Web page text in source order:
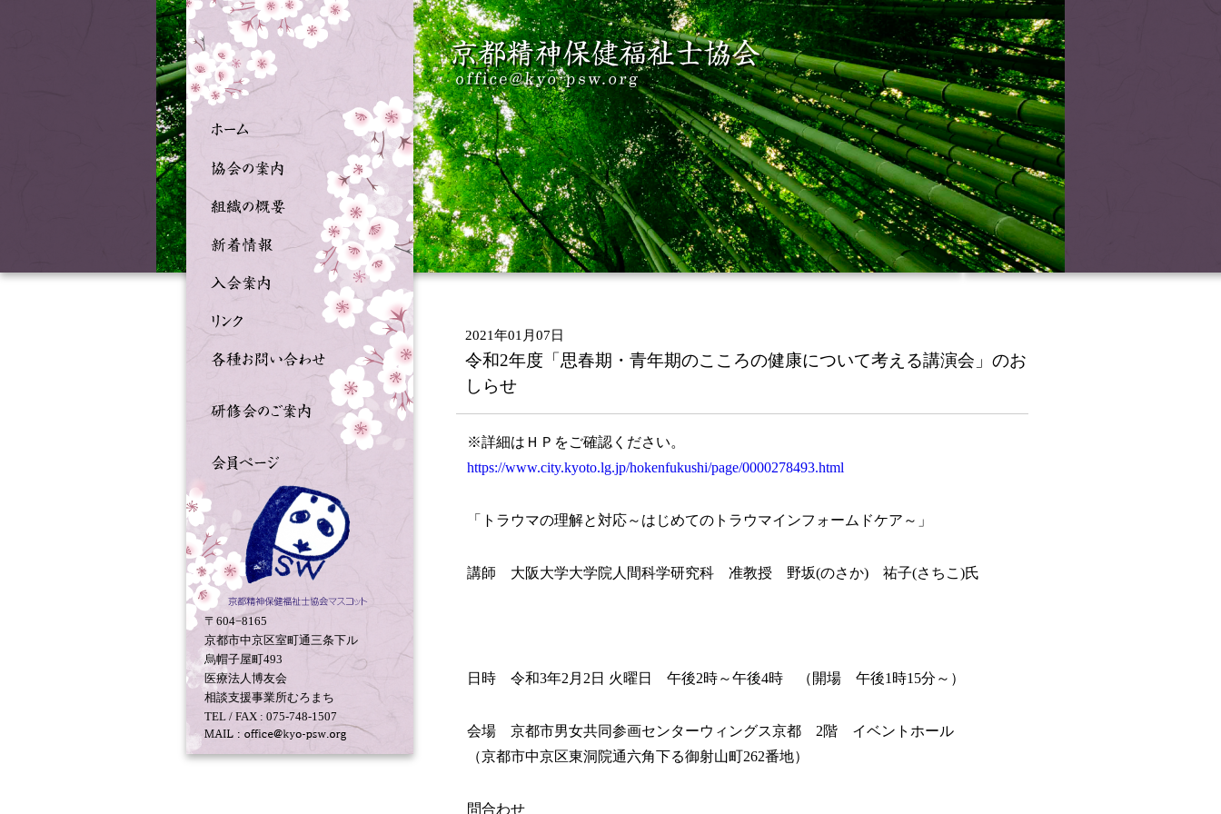
〒604−8165
京都市中京区室町通三条下ル
烏帽子屋町493
医療法人博友会
相談支援事業所むろまち
TEL / FAX : 075-748-1507
2021年01月07日
令和2年度「思春期・青年期のこころの健康について考える講演会」のお
しらせ
※詳細はＨＰをご確認ください。
https://www.city.kyoto.lg.jp/hokenfukushi/page/0000278493.html
「トラウマの理解と対応～はじめてのトラウマインフォームドケア～」
講師 大阪大学大学院人間科学研究科 准教授 野坂(のさか) 祐子(さちこ)氏
日時 令和3年2月2日 火曜日 午後2時～午後4時 （開場 午後1時15分～）
会場 京都市男女共同参画センターウィングス京都 2階 イベントホール
（京都市中京区東洞院通六角下る御射山町262番地）
問合わせ